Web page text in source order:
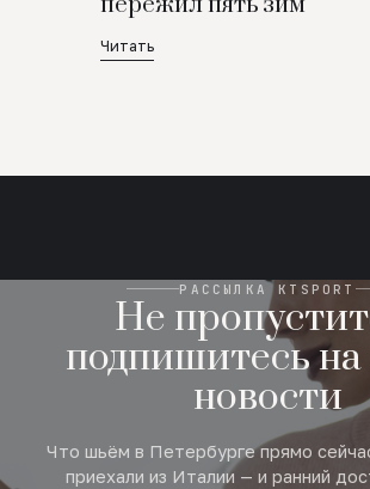
Читать
РАССЫЛКА KTSPORT
Не
подпишитесь
новости
Что шьём в Петербурге прямо
приехали из Италии — и ранний